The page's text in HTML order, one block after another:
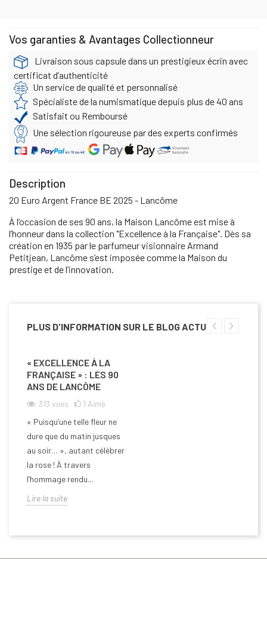
Vos garanties & Avantages Collectionneur
Livraison sous capsule dans un prestigieux écrin avec
certificat d’authenticité
Un service de qualité et personnalisé
Spécialiste de la numismatique depuis plus de 40 ans
Satisfait ou Remboursé
Une sélection rigoureuse par des experts confirmés
Description
20 Euro Argent France BE 2025 - Lancôme
À l’occasion de ses 90 ans, la Maison Lancôme est mise à
l’honneur dans la collection "Excellence à la Française". Dès sa
création en 1935 par le parfumeur visionnaire Armand
Petitjean, Lancôme s’est imposée comme la Maison du
prestige et de l’innovation.
PLUS D'INFORMATION SUR LE BLOG ACTU
« EXCELLENCE À LA
FRANÇAISE » : LES 90
ANS DE LANCÔME
313 vues 1 Aimé
« Puisqu’une telle fleur ne
dure que du matin jusques
au soir… », autant célébrer
la rose ! À travers
l’hommage rendu...
Lire la suite